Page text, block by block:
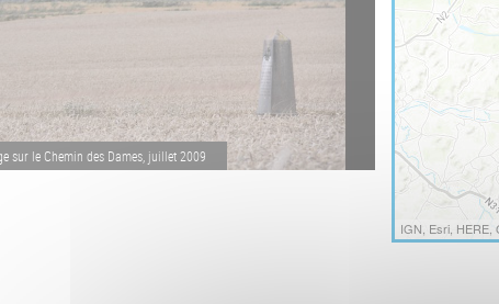
sur le Chemin des Dames, juillet 2009
IGN, Esri, HERE,
O
u
t